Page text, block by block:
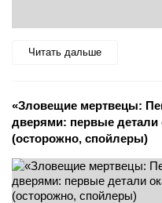
Читать дальше
«Зловещие мертвецы:
дверями: первые детали
(осторожно, спойлеры)